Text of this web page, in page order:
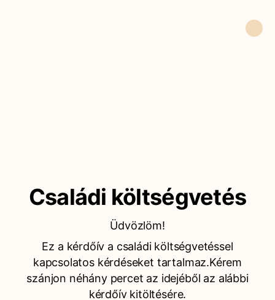
Családi költségvetés
Üdvözlöm!
Ez a kérdőív a családi költségvetéssel
kapcsolatos kérdéseket tartalmaz.Kérem
szánjon néhány percet az idejéből az alábbi
kérdőív kitöltésére.